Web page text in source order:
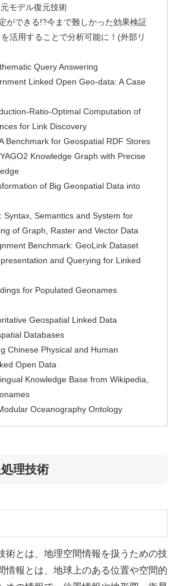
モデル復元技術
ができる!?今まで難しかった効果検証
活用することで分析可能に！(外部リ
Query Answering
Linked Open Geo-data: A Case
Ratio-Optimal Computation of
for Link Discovery
Benchmark for Geospatial RDF Stores
Knowledge Graph with Precise
of Big Geospatial Data into
Syntax, Semantics and System for
of Graph, Raster and Vector Data
Benchmark: GeoLink Dataset
and Querying for Linked
for Populated Geonames
Geospatial Linked Data
Databases
Chinese Physical and Human
Open Data
Knowledge Base from Wikipedia,
Oceanography Ontology
理技術
術とは、地理空間情報を扱うための技
情報とは、地球上のある位置や空間的